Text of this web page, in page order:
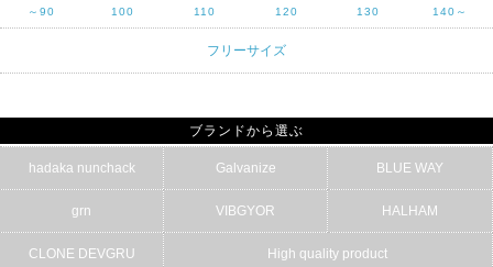
～90 100 110 120 130 140～
フリーサイズ
ブランドから選ぶ
hadaka nunchack Galvanize BLUE WAY
grn VIBGYOR HALHAM
CLONE DEVGRU High quality product